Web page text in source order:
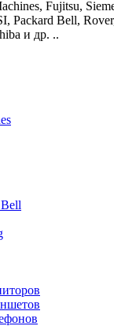
Fujitsu,
Packard Bell,
и др. ..